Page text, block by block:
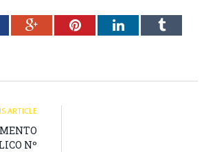
Google+PinterestLinkedInTumblr
ARTICLE
Nº